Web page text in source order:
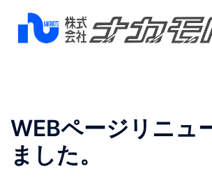
WEBページリニュ
ました。